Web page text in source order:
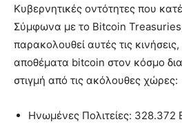
Κυβερνητικές οντότητες που
Σύμφωνα με το Bitcoin
παρακολουθεί αυτές τις
αποθέματα bitcoin στον κόσμο
στιγμή από τις ακόλουθες χώρες:
Ηνωμένες Πολιτείες: 328.372